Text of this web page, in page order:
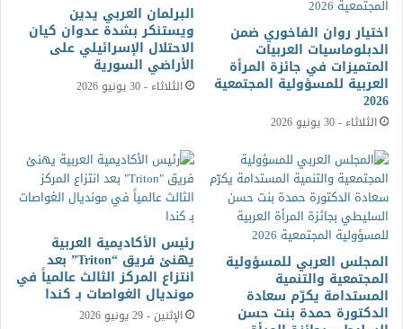
اختيار روان الفاخوري ضمن
الدبلوماسيات العربيات
المتميزات في جائزة المرأة
العربية للمسؤولية المجتمعية
2026
الثلاثاء - 30 يونيو 2026
البرلمان العربي يدين
ويستنكر بشدة عدوان كيان
الاحتلال الإسرائيلي على
الأراضي السورية
الثلاثاء - 30 يونيو 2026
المجلس العربي للمسؤولية
المجتمعية والتنمية
المستدامة يكرّم سعادة
الدكتورة حمدة بنت حسن
رئيس الأكاديمية العربية
يهنئ فريق “Triton” بعد
انتزاع المركز الثالث عالمياً في
مونديال الغواصات بـ كندا
الإثنين - 29 يونيو 2026